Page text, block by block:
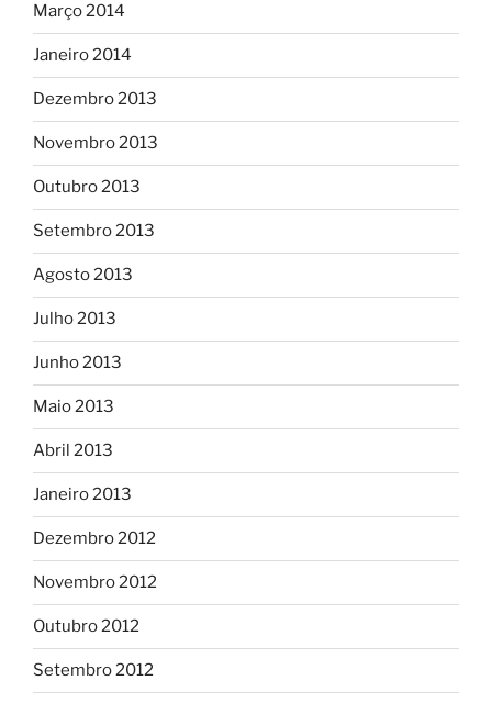
Março 2014
Janeiro 2014
Dezembro 2013
Novembro 2013
Outubro 2013
Setembro 2013
Agosto 2013
Julho 2013
Junho 2013
Maio 2013
Abril 2013
Janeiro 2013
Dezembro 2012
Novembro 2012
Outubro 2012
Setembro 2012